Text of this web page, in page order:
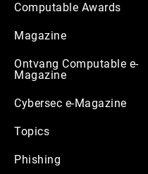
Computable Awards
Magazine
Ontvang Computable e-
Magazine
Cybersec e-Magazine
Topics
Phishing